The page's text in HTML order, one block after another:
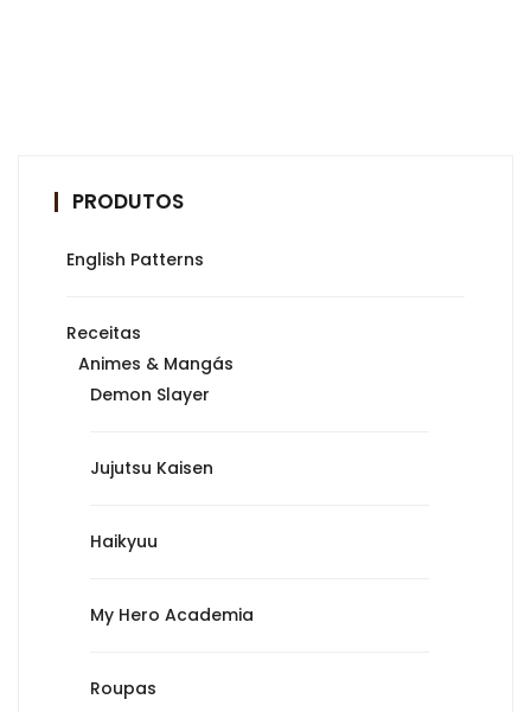
PRODUTOS
English Patterns
Receitas
Animes & Mangás
Demon Slayer
Jujutsu Kaisen
Haikyuu
My Hero Academia
Roupas